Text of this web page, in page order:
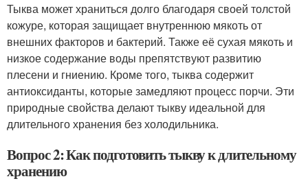
Тыква может храниться долго благодаря своей толстой
кожуре, которая защищает внутреннюю мякоть от
внешних факторов и бактерий. Также её сухая мякоть и
низкое содержание воды препятствуют развитию
плесени и гниению. Кроме того, тыква содержит
антиоксиданты, которые замедляют процесс порчи. Эти
природные свойства делают тыкву идеальной для
длительного хранения без холодильника.
Вопрос 2: Как подготовить тыкву к длительному
хранению